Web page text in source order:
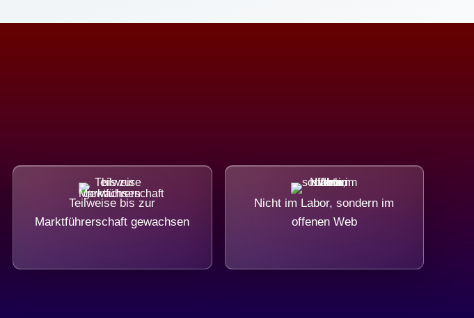
Teilweise bis zur
Marktführerschaft gewachsen
Nicht im Labor, sondern im
offenen Web